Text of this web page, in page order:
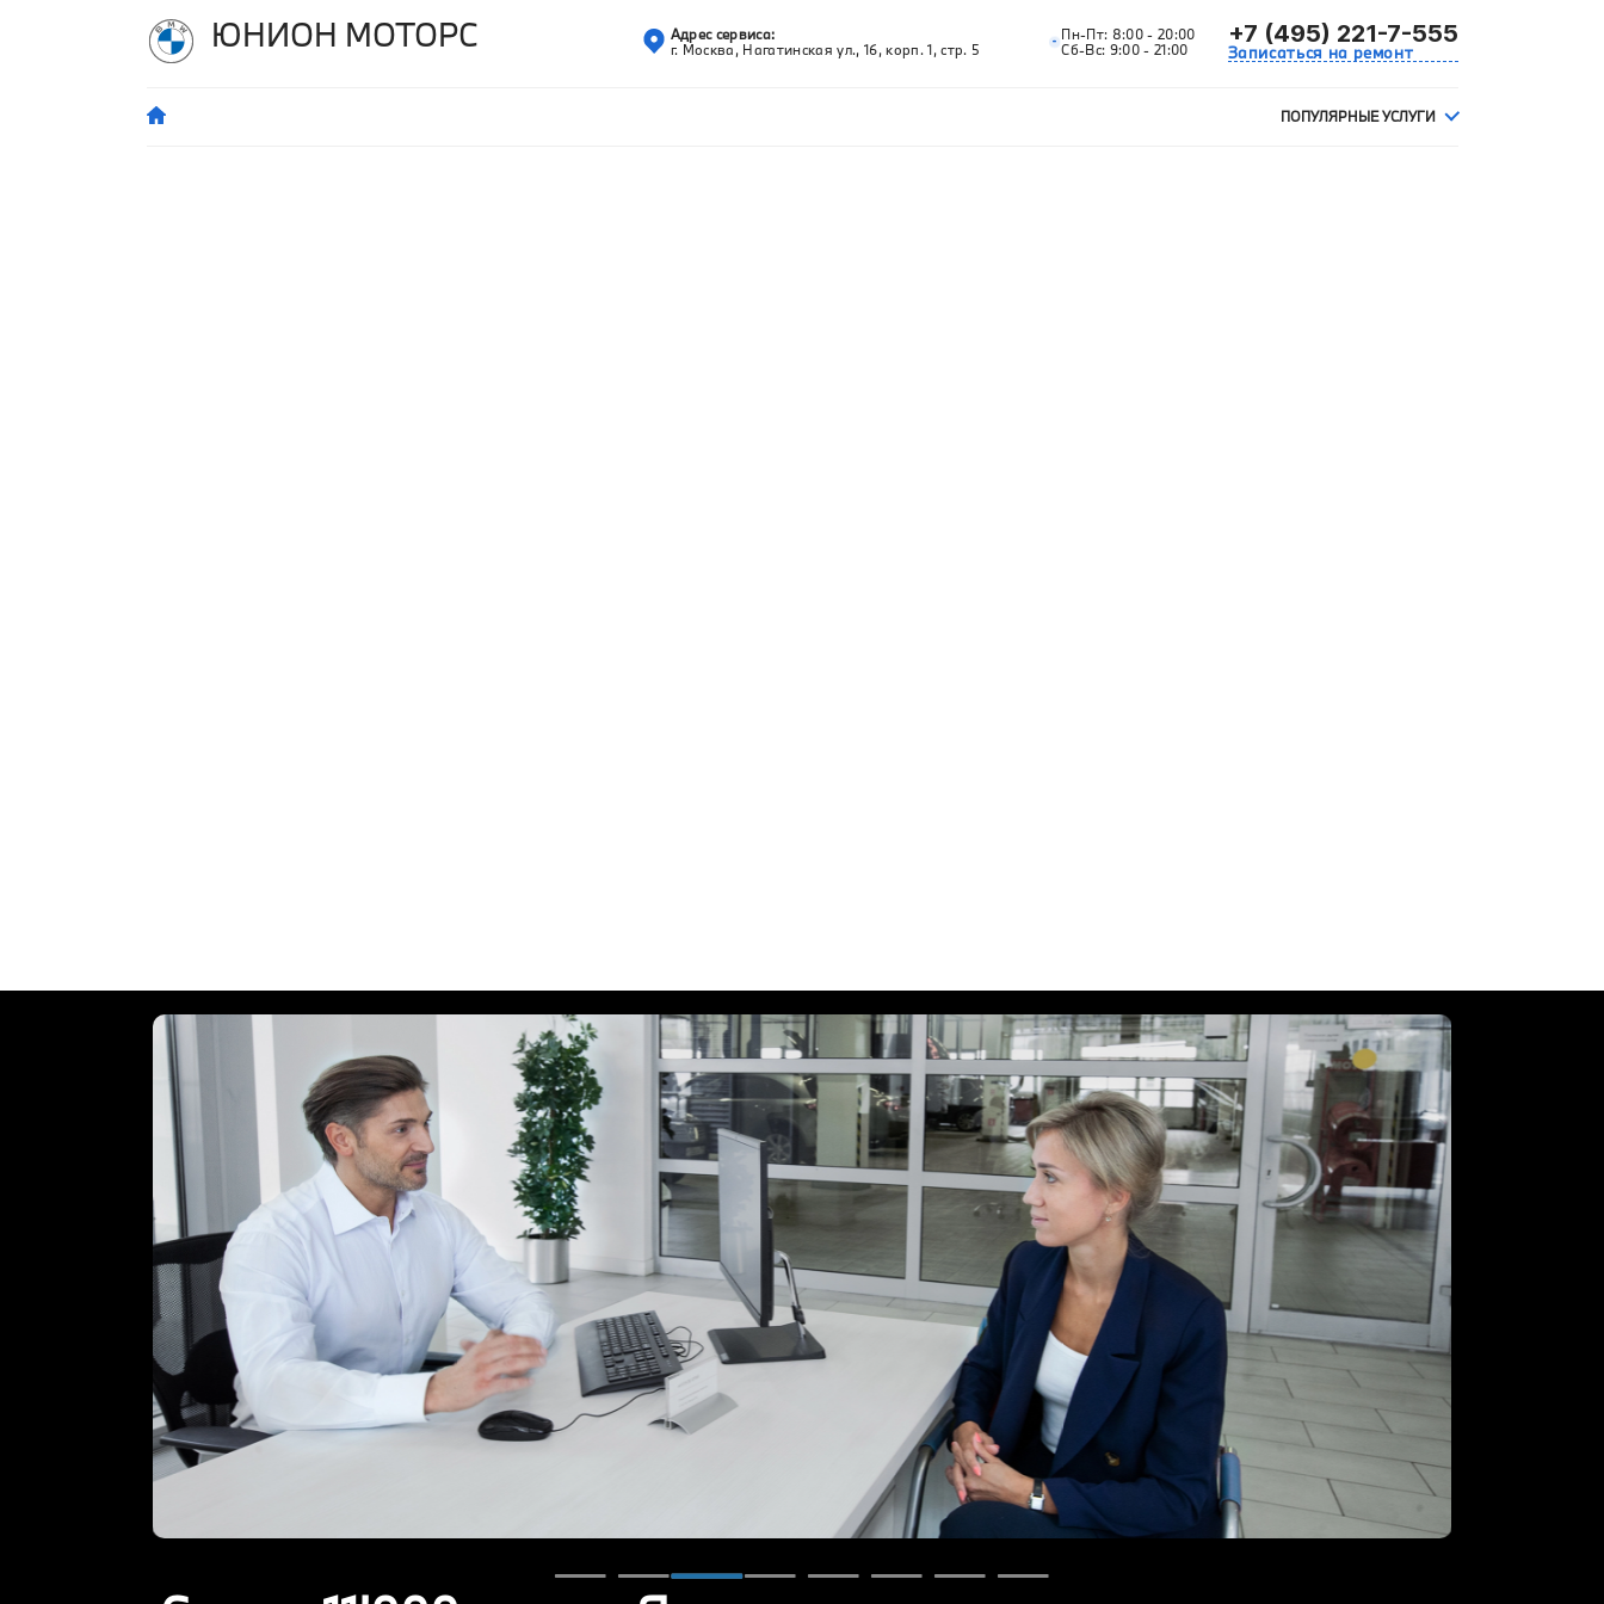
ЮНИОН МОТОРС
Адрес сервиса:
г. Москва, Нагатинская ул., 16, корп. 1, стр. 5
Пн-Пт: 8:00 - 20:00
Сб-Вс: 9:00 - 21:00
+7 (495) 221-7-555
Записаться на ремонт
ПОПУЛЯРНЫЕ УСЛУГИ